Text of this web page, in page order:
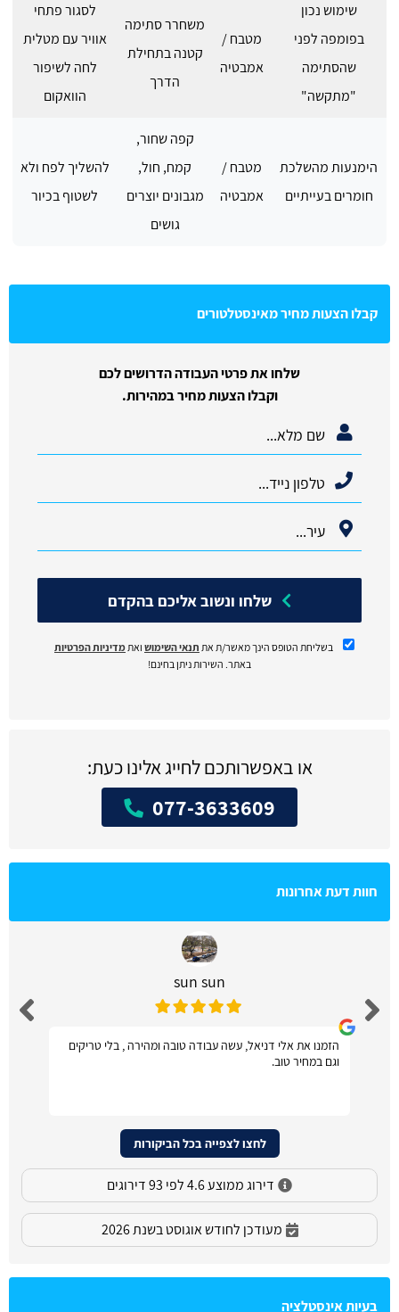
שימוש נכון
בפומפה לפני
שהסתימה
"מתקשה"
מטבח /
אמבטיה
משחרר סתימה
קטנה בתחילת
הדרך
לסגור פתחי
אוויר עם מטלית
לחה לשיפור
הוואקום
הימנעות מהשלכת
חומרים בעייתיים
מטבח /
אמבטיה
קפה שחור,
קמח, חול,
מגבונים יוצרים
גושים
להשליך לפח ולא
לשטוף בכיור
קבלו הצעות מחיר מאינסטלטורים
שלחו את פרטי העבודה הדרושים לכם
וקבלו הצעות מחיר במהירות.
בשליחת הטופס הינך מאשר/ת את תנאי השימוש ואתמדיניות הפרטיות
באתר. השירות ניתן בחינם!
או באפשרותכם לחייג אלינו כעת:
077-3633609
חוות דעת אחרונות
sun sun
הזמנו את אלי דניאל, עשה עבודה טובה ומהירה , בלי טריקים
וגם במחיר טוב.
לחצו לצפייה בכל הביקורות
דירוג ממוצע 4.6 לפי 93 דירוגים
מעודכן לחודש אוגוסט בשנת 2026
בעיות אינסטלציה